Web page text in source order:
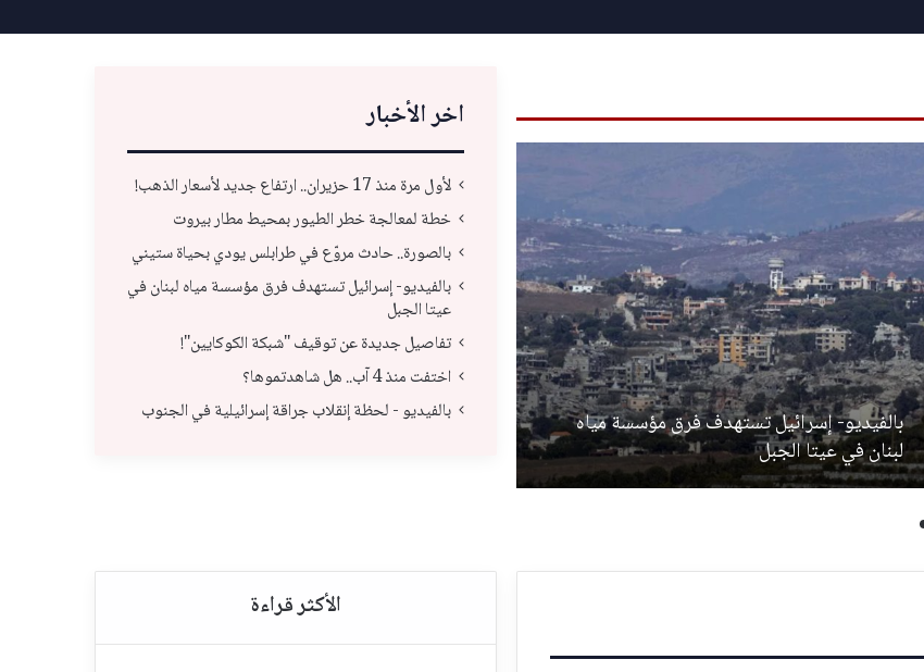
بالفيديو- إسرائيل تستهدف فرق مؤسسة مياه
لبنان في عيتا الجبل
اخر الأخبار
لأول مرة منذ 17 حزيران.. ارتفاع جديد لأسعار الذهب!
خطة لمعالجة خطر الطيور بمحيط مطار بيروت
بالصورة.. حادث مروّع في طرابلس يودي بحياة ستيني
بالفيديو- إسرائيل تستهدف فرق مؤسسة مياه لبنان في
عيتا الجبل
تفاصيل جديدة عن توقيف "شبكة الكوكايين"!
اختفت منذ 4 آب.. هل شاهدتموها؟
بالفيديو - لحظة إنقلاب جراقة إسرائيلية في الجنوب